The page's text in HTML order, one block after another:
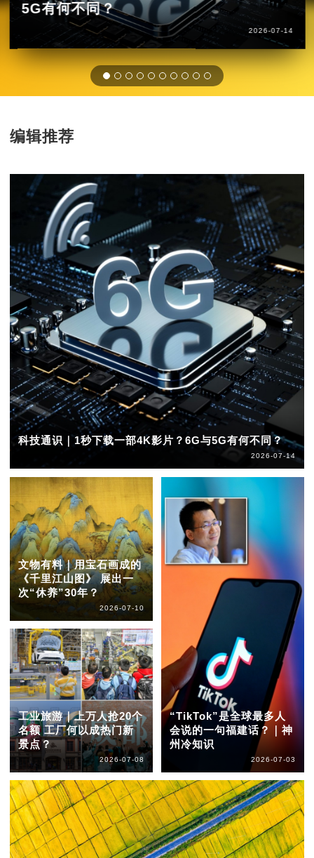
5G有何不同？
2026-07-14
编辑推荐
科技通识｜1秒下载一部4K影片？6G与5G有何不同？
2026-07-14
文物有料｜用宝石画成的
《千里江山图》 展出一
次“休养”30年？
2026-07-10
工业旅游｜上万人抢20个
名额 工厂何以成热门新
景点？
2026-07-08
“TikTok”是全球最多人
会说的一句福建话？｜神
州冷知识
2026-07-03